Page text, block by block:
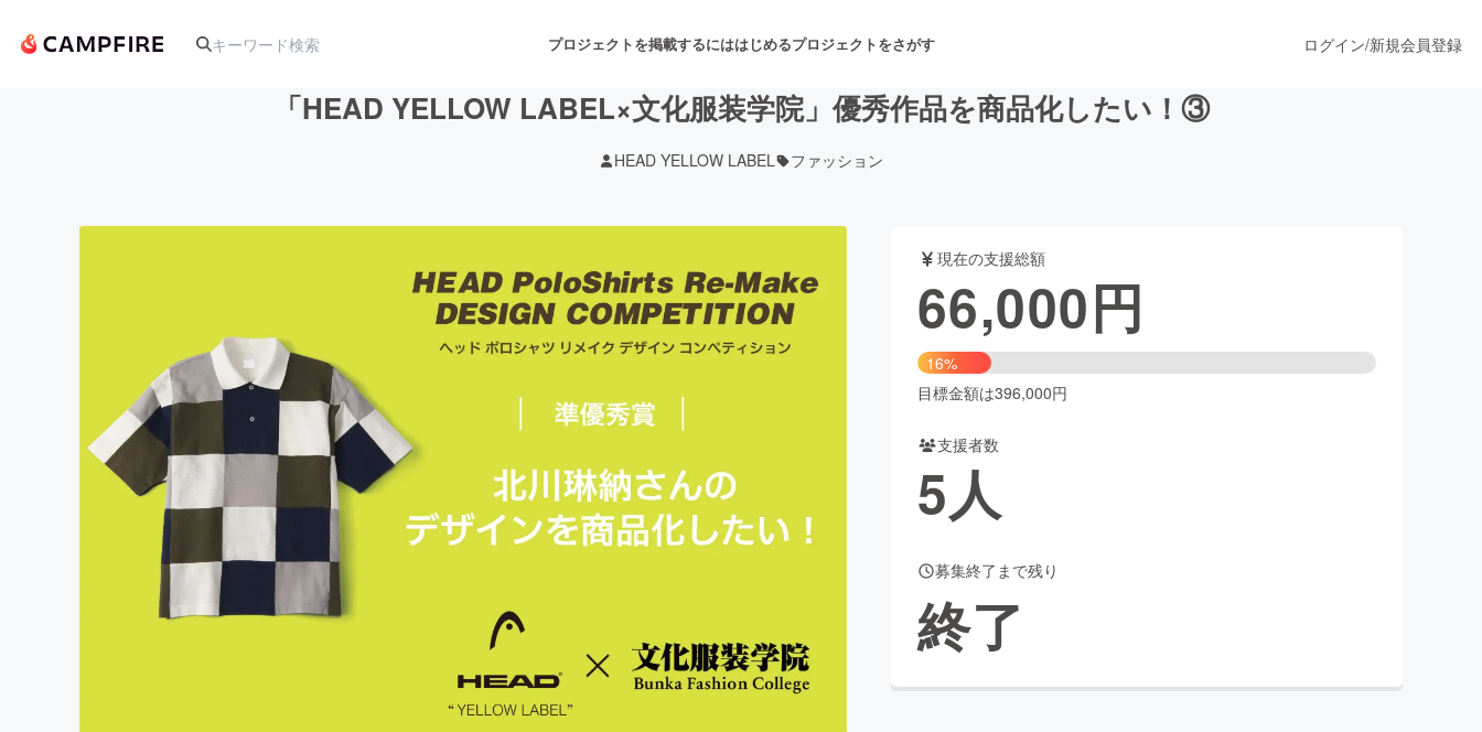
プロジェクトを掲載するにははじめるプロジェクトをさがす
音楽 舞台・パフォーマンス
テクノロジー・ガジェット ゲーム・サービス開発 ファッション
映像・映画 書籍・雑誌出版
ビジネス・起業 ビューティー・ヘルスケア
まちづくり・地域活性化
ログイン/新規会員登録
「HEAD YELLOW LABEL×文化服装学院」優秀作品を商品化したい！③
HEAD YELLOW LABEL ファッション
現在の支援総額
66,000円
16%
目標金額は396,000円
支援者数
5人
募集終了まで残り
終了